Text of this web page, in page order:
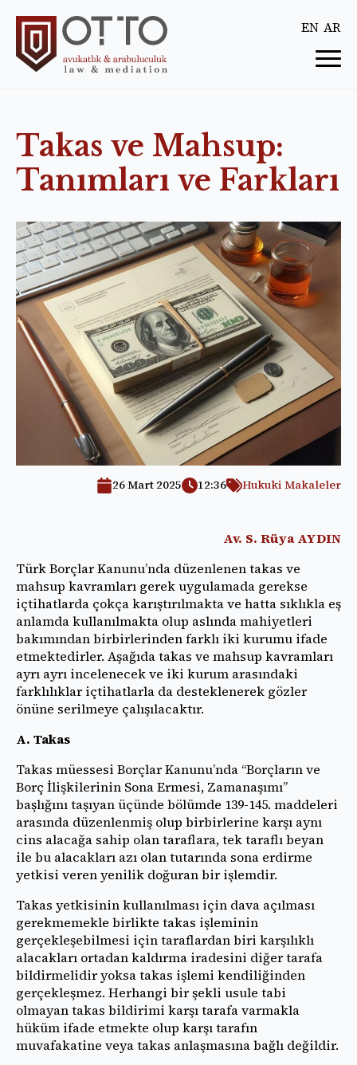
EN AR
Takas ve Mahsup:
Tanımları ve Farkları
26 Mart 2025 12:36 Hukuki Makaleler
Av. S. Rüya AYDIN
Türk Borçlar Kanunu’nda düzenlenen takas ve
mahsup kavramları gerek uygulamada gerekse
içtihatlarda çokça karıştırılmakta ve hatta sıklıkla eş
anlamda kullanılmakta olup aslında mahiyetleri
bakımından birbirlerinden farklı iki kurumu ifade
etmektedirler. Aşağıda takas ve mahsup kavramları
ayrı ayrı incelenecek ve iki kurum arasındaki
farklılıklar içtihatlarla da desteklenerek gözler
önüne serilmeye çalışılacaktır.
A. Takas
Takas müessesi Borçlar Kanunu’nda “Borçların ve
Borç İlişkilerinin Sona Ermesi, Zamanaşımı”
başlığını taşıyan üçünde bölümde 139-145. maddeleri
arasında düzenlenmiş olup birbirlerine karşı aynı
cins alacağa sahip olan taraflara, tek taraflı beyan
ile bu alacakları azı olan tutarında sona erdirme
yetkisi veren yenilik doğuran bir işlemdir.
Takas yetkisinin kullanılması için dava açılması
gerekmemekle birlikte takas işleminin
gerçekleşebilmesi için taraflardan biri karşılıklı
alacakları ortadan kaldırma iradesini diğer tarafa
bildirmelidir yoksa takas işlemi kendiliğinden
gerçekleşmez. Herhangi bir şekli usule tabi
olmayan takas bildirimi karşı tarafa varmakla
hüküm ifade etmekte olup karşı tarafın
muvafakatine veya takas anlaşmasına bağlı değildir.